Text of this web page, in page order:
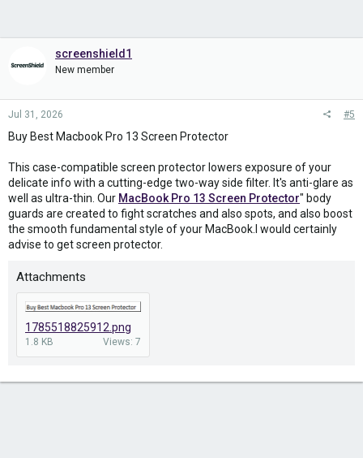
screenshield1
New member
Jul 31, 2026 #5
Buy Best Macbook Pro 13 Screen Protector
This case-compatible screen protector lowers exposure of your
delicate info with a cutting-edge two-way side filter. It's anti-glare as
well as ultra-thin. Our MacBook Pro 13 Screen Protector" body
guards are created to fight scratches and also spots, and also boost
the smooth fundamental style of your MacBook.I would certainly
advise to get screen protector.
Attachments
1785518825912.png
1.8 KB Views: 7